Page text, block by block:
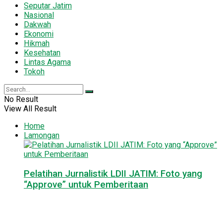
Seputar Jatim
Nasional
Dakwah
Ekonomi
Hikmah
Kesehatan
Lintas Agama
Tokoh
No Result
View All Result
Home
Lamongan
Pelatihan Jurnalistik LDII JATIM: Foto yang
“Approve” untuk Pemberitaan